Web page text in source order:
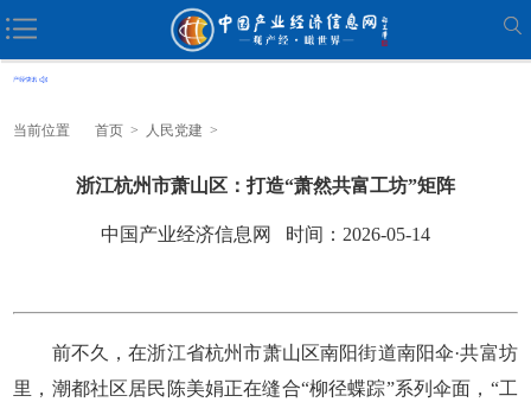
当前位置 首页 > 人民党建 >
浙江杭州市萧山区：打造“萧然共富工坊”矩阵
中国产业经济信息网 时间：2026-05-14
前不久，在浙江省杭州市萧山区南阳街道南阳伞·共富坊
里，潮都社区居民陈美娟正在缝合“柳径蝶踪”系列伞面，“工